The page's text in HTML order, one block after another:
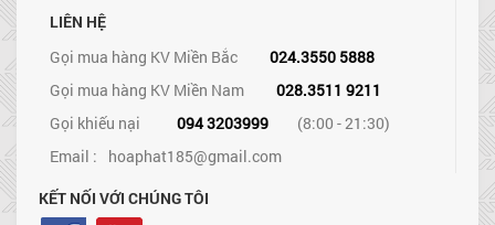
LIÊN HỆ
Gọi mua hàng KV Miền Bắc
024.3550 5888
Gọi mua hàng KV Miền Nam
028.3511 9211
Gọi khiếu nại
094 3203999
(8:00 - 21:30)
Email : hoaphat185@gmail.com
KẾT NỐI VỚI CHÚNG TÔI